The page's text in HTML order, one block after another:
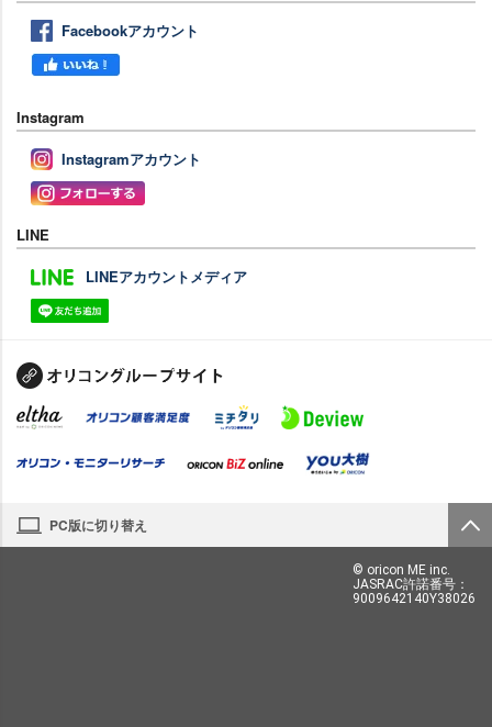
Facebookアカウント
Instagram
Instagramアカウント
LINE
LINEアカウントメディア
PC版に切り替え
© oricon ME inc.
JASRAC許諾番号：
9009642140Y38026